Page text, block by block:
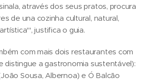
através dos seus pratos, procura
de una cozinha cultural, natural,
justifica o guia.
com mais dois restaurantes com
distingue a gastronomia sustentável):
Sousa, Albernoa) e Ó Balcão